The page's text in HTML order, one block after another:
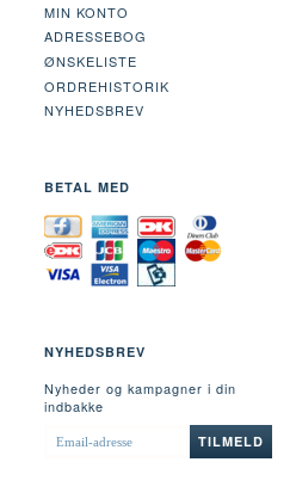
MIN KONTO
ADRESSEBOG
ØNSKELISTE
ORDREHISTORIK
NYHEDSBREV
BETAL MED
NYHEDSBREV
Nyheder og kampagner i din
indbakke
EMAIL-
ADRESSE
TILMELD